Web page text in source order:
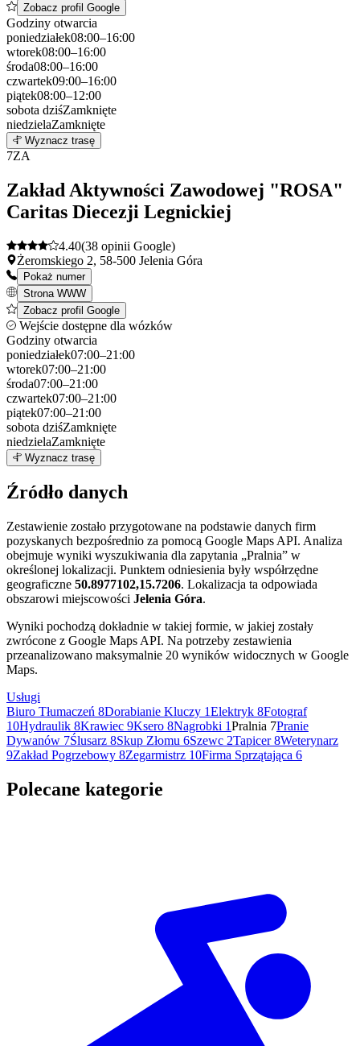
Zobacz profil Google
Godziny otwarcia
poniedziałek08:00–16:00
wtorek08:00–16:00
środa08:00–16:00
czwartek09:00–16:00
piątek08:00–12:00
sobota dziśZamknięte
niedzielaZamknięte
+
−
Wyznacz trasę
7ZA
Zakład Aktywności Zawodowej "ROSA"
Caritas Diecezji Legnickiej
4.40(38 opinii Google)
Żeromskiego 2, 58-500 Jelenia Góra
Pokaż numer
Strona WWW
Zobacz profil Google
Wejście dostępne dla wózków
Godziny otwarcia
poniedziałek07:00–21:00
wtorek07:00–21:00
środa07:00–21:00
czwartek07:00–21:00
piątek07:00–21:00
sobota dziśZamknięte
niedzielaZamknięte
+
−
Wyznacz trasę
Źródło danych
Zestawienie zostało przygotowane na podstawie danych firm
pozyskanych bezpośrednio za pomocą Google Maps API. Analiza
obejmuje wyniki wyszukiwania dla zapytania „Pralnia” w
określonej lokalizacji. Punktem odniesienia były współrzędne
geograficzne 50.8977102,15.7206. Lokalizacja ta odpowiada
obszarowi miejscowości Jelenia Góra.
Wyniki pochodzą dokładnie w takiej formie, w jakiej zostały
zwrócone z Google Maps API. Na potrzeby zestawienia
przeanalizowano maksymalnie 20 wyników widocznych w Google
Maps.
Usługi
Biuro Tłumaczeń 8Dorabianie Kluczy 1Elektryk 8Fotograf
10Hydraulik 8Krawiec 9Ksero 8Nagrobki 1Pralnia 7Pranie
Dywanów 7Ślusarz 8Skup Złomu 6Szewc 2Tapicer8Weterynarz
9Zakład Pogrzebowy 8Zegarmistrz 10Firma Sprzątająca 6
Polecane kategorie